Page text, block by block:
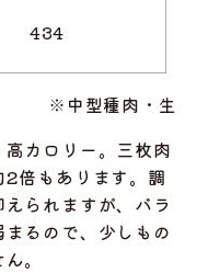
434
※中型種肉・生
カロリー。三枚肉
倍もあります。調
られますが、バラ
るので、少しもの
。